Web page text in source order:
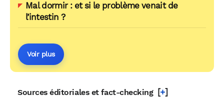
Mal dormir : et si le problème venait de
l’intestin ?
Voir plus
Sources éditoriales et fact-checking [+]